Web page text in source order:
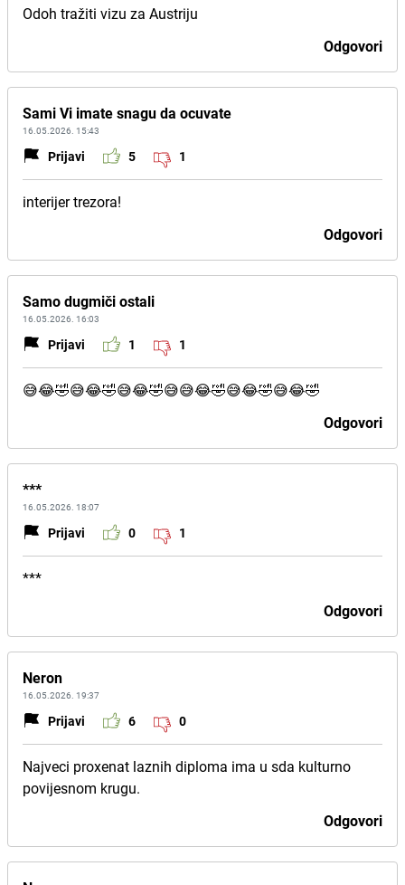
Odoh tražiti vizu za Austriju
Odgovori
Sami Vi imate snagu da ocuvate
16.05.2026. 15:43
Prijavi 5 1
interijer trezora!
Odgovori
Samo dugmiči ostali
16.05.2026. 16:03
Prijavi 1 1
😅😂🤣😅😂🤣😅😂🤣😅😅😂🤣😅😂🤣😅😂🤣
Odgovori
***
16.05.2026. 18:07
Prijavi 0 1
***
Odgovori
Neron
16.05.2026. 19:37
Prijavi 6 0
Najveci proxenat laznih diploma ima u sda kulturno
povijesnom krugu.
Odgovori